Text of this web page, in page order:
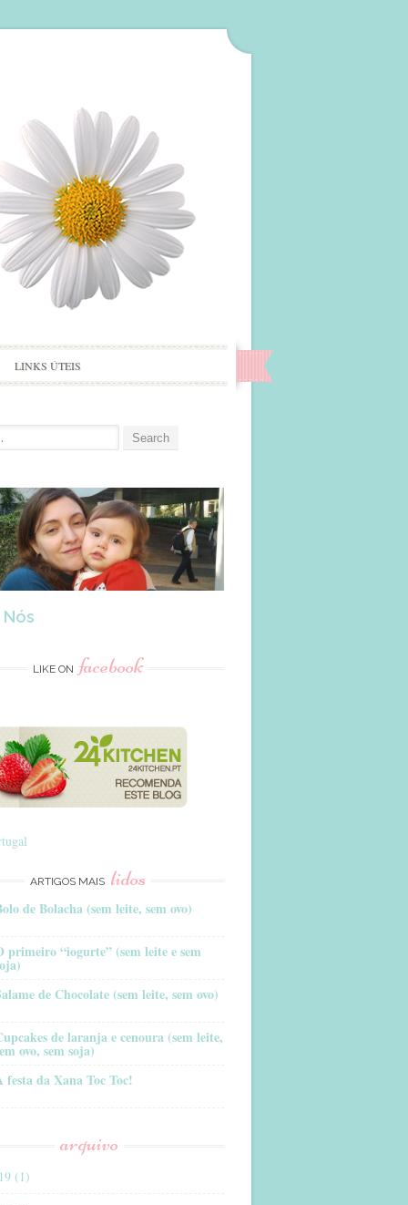
LINKS ÚTEIS
LIKE ON facebook
ARTIGOS MAIS lidos
de Bolacha (sem leite, sem ovo)
primeiro “iogurte” (sem leite e sem
de Chocolate (sem leite, sem ovo)
de laranja e cenoura (sem leite,
ovo, sem soja)
festa da Xana Toc Toc!
arquivo
(1)